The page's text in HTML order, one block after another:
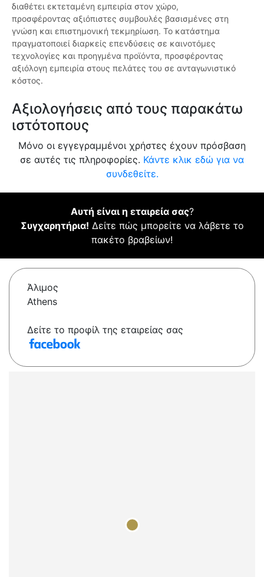
διαθέτει εκτεταμένη εμπειρία στον χώρο,
προσφέροντας αξιόπιστες συμβουλές βασισμένες στη
γνώση και επιστημονική τεκμηρίωση. Το κατάστημα
πραγματοποιεί διαρκείς επενδύσεις σε καινοτόμες
τεχνολογίες και προηγμένα προϊόντα, προσφέροντας
αξιόλογη εμπειρία στους πελάτες του σε ανταγωνιστικό
κόστος.
Αξιολογήσεις από τους παρακάτω
ιστότοπους
Μόνο οι εγγεγραμμένοι χρήστες έχουν πρόσβαση
σε αυτές τις πληροφορίες. Κάντε κλικ εδώ για να
συνδεθείτε.
Αυτή είναι η εταιρεία σας?
Συγχαρητήρια! Δείτε πώς μπορείτε να λάβετε το
πακέτο βραβείων!
Άλιμος
Athens
Δείτε το προφίλ της εταιρείας σας